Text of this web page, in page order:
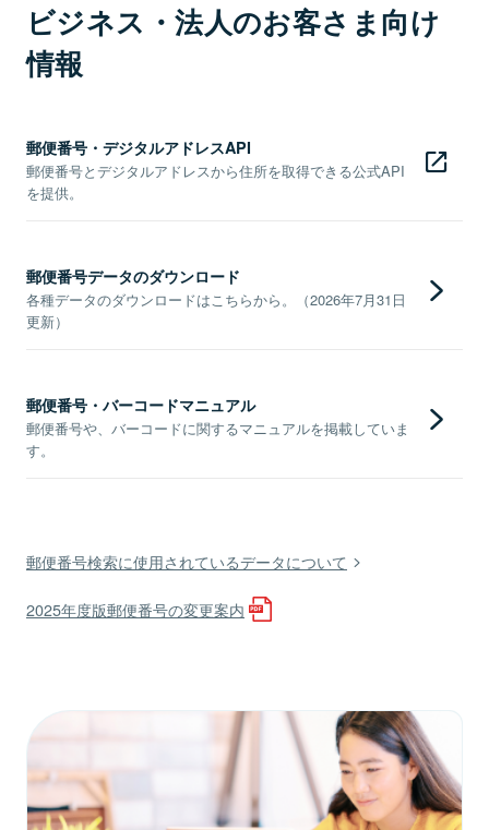
ビジネス・法人のお客さま向け
情報
郵便番号・デジタルアドレスAPI
郵便番号とデジタルアドレスから住所を取得できる公式API
を提供。
郵便番号データのダウンロード
各種データのダウンロードはこちらから。（2026年7月31日
更新）
郵便番号・バーコードマニュアル
郵便番号や、バーコードに関するマニュアルを掲載していま
す。
郵便番号検索に使用されているデータについて
2025年度版郵便番号の変更案内